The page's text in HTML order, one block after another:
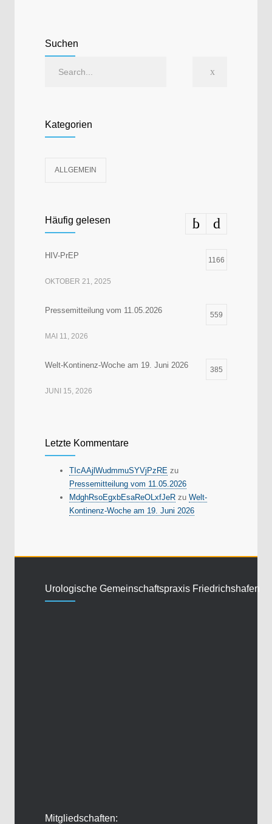
Suchen
Kategorien
ALLGEMEIN
Häufig gelesen
HIV-PrEP 1166
OKTOBER 21, 2025
Pressemitteilung vom 11.05.2026 559
MAI 11, 2026
Welt-Kontinenz-Woche am 19. Juni 2026 385
JUNI 15, 2026
Letzte Kommentare
TIcAAjlWudmmuSYVjPzRE zu
Pressemitteilung vom 11.05.2026
MdghRsoEgxbEsaReOLxfJeR zu Welt-
Kontinenz-Woche am 19. Juni 2026
Urologische Gemeinschaftspraxis Friedrichshafen
Mitgliedschaften: